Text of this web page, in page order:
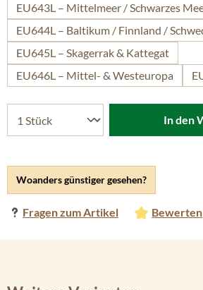
Woanders günstiger gesehen?
Fragen zum Artikel Bewerten
EU643L – Mittelmeer / Schwarzes
EU644L – Baltikum / Finnland /
EU645L – Skagerrak & Kattegat
EU646L – Mittel- & Westeuropa
In den